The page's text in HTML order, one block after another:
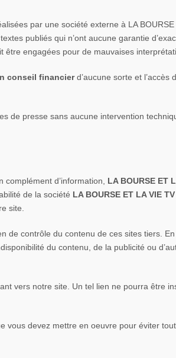
par une société externe à LA BOURSE
publiés qui n’ont aucune garantie
engagées pour de mauvaises
conseil financierd’aucune sorte et l’accès
de presse sans aucune intervention
complément d’information, LA BOURSE ET
de la société LA BOURSE ET LA VIE TV
site.
de contrôle du contenu de ces sites tiers.
du contenu, de la publicité ou
vers notre site. Un tel lien ne pourra être
vous devez mettre en oeuvre pour éviter